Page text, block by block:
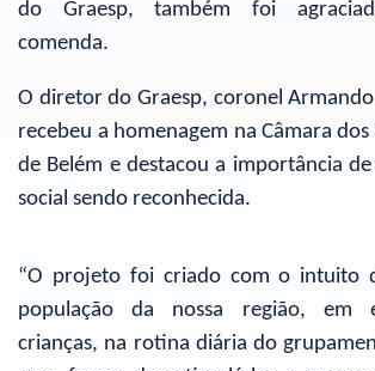
do Graesp, também foi
comenda.
O diretor do Graesp, coronel Armando
recebeu a homenagem na Câmara
de Belém e destacou a importância
social sendo reconhecida.
“O projeto foi criado com o intuito
população da nossa região, em
crianças, na rotina diária do